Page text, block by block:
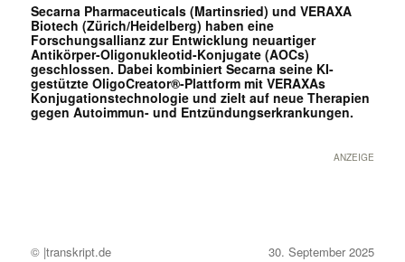
Secarna Pharmaceuticals (Martinsried) und VERAXA
Biotech (Zürich/Heidelberg) haben eine
Forschungsallianz zur Entwicklung neuartiger
Antikörper-Oligonukleotid-Konjugate (AOCs)
geschlossen. Dabei kombiniert Secarna seine KI-
gestützte OligoCreator®-Plattform mit VERAXAs
Konjugationstechnologie und zielt auf neue Therapien
gegen Autoimmun- und Entzündungserkrankungen.
ANZEIGE
© |transkript.de 30. September 2025